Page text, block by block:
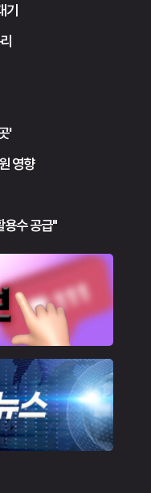
'
영향
용수 공급"